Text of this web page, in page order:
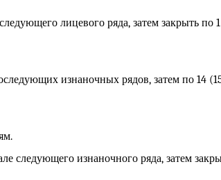
лицевого ряда, затем закрыть
изнаночных рядов, затем по 14
следующего изнаночного ряда, затем